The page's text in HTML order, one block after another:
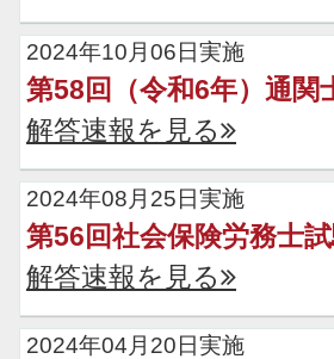
2024年10月06日実施
第58回（令和6年）通関
解答速報を見る
2024年08月25日実施
第56回社会保険労務士
解答速報を見る
2024年04月20日実施